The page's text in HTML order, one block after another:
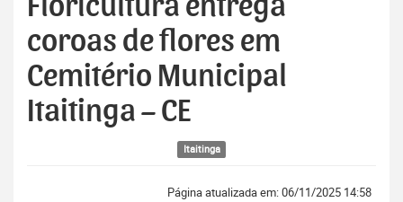
Floricultura entrega
coroas de flores em
Cemitério Municipal
Itaitinga – CE
Itaitinga
Página atualizada em: 06/11/2025 14:58